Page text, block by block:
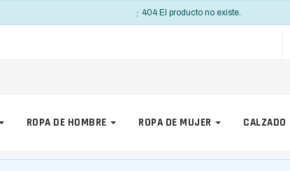
INFO
404 El producto no existe.
ROPA DE HOMBRE ROPA DE MUJER CALZADO